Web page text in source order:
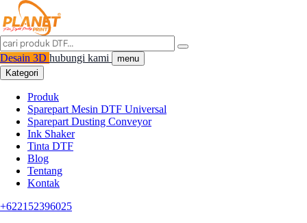
Desain 3D hubungi kami
menu
Kategori
Produk
Sparepart Mesin DTF Universal
Sparepart Dusting Conveyor
Ink Shaker
Tinta DTF
Blog
Tentang
Kontak
+622152396025